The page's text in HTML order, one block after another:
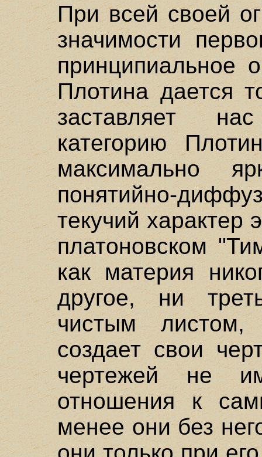
При всей своей
значимости
принципиальное
Плотина дается
заставляет
категорию
максимально
понятийно-
текучий характер
платоновском
как материя
другое, ни
чистым
создает свои
чертежей не
отношения к
менее они без